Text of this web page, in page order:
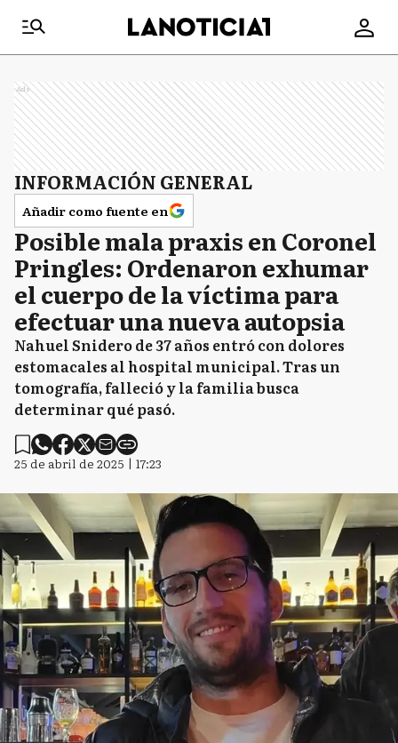
Ads
INFORMACIÓN GENERAL
Añadir como fuente en
Posible mala praxis en Coronel
Pringles: Ordenaron exhumar
el cuerpo de la víctima para
efectuar una nueva autopsia
Nahuel Snidero de 37 años entró con dolores
estomacales al hospital municipal. Tras un
tomografía, falleció y la familia busca
determinar qué pasó.
25 de abril de 2025 | 17:23